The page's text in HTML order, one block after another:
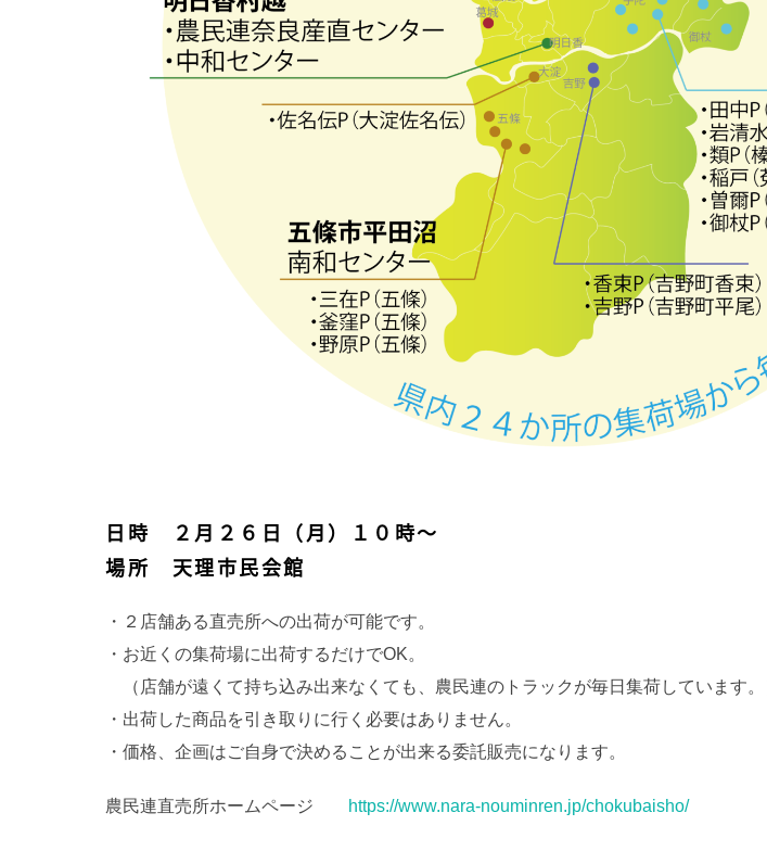
日時 ２月２６日（月）１０時～
場所 天理市民会館
・２店舗ある直売所への出荷が可能です。
・お近くの集荷場に出荷するだけでOK。
（店舗が遠くて持ち込み出来なくても、農民連のトラックが毎日集荷しています。
・出荷した商品を引き取りに行く必要はありません。
・価格、企画はご自身で決めることが出来る委託販売になります。
農民連直売所ホームページ https://www.nara-nouminren.jp/chokubaisho/